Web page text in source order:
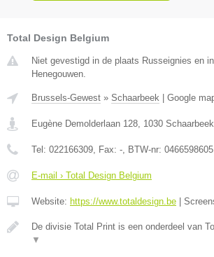
Total Design Belgium
Niet gevestigd in de plaats Russeignies en
Henegouwen.
Brussels-Gewest » Schaarbeek | Google
Eugène Demolderlaan 128 1030 Schaarbeek
Tel: 022166309 , Fax: - , BTW-nr: 0466598605
E-mail › Total Design Belgium
Website: https://www.totaldesign.be |
De divisie Total Print is een onderdeel van
▼